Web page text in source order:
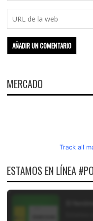
MERCADO
Track all
ESTAMOS EN LÍNEA